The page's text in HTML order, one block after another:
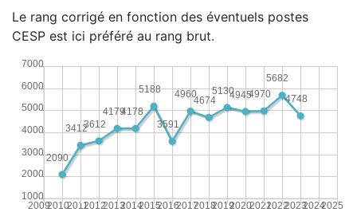
Le rang corrigé en fonction des éventuels postes
CESP est ici préféré au rang brut.
20092010201120122013201420152016201720182019202020212022202320242025
1000
2000
3000
4000
5000
6000
7000
4748
5682
4970
4945
5130
4674
4960
3591
5188
4178
4179
3612
3412
2090